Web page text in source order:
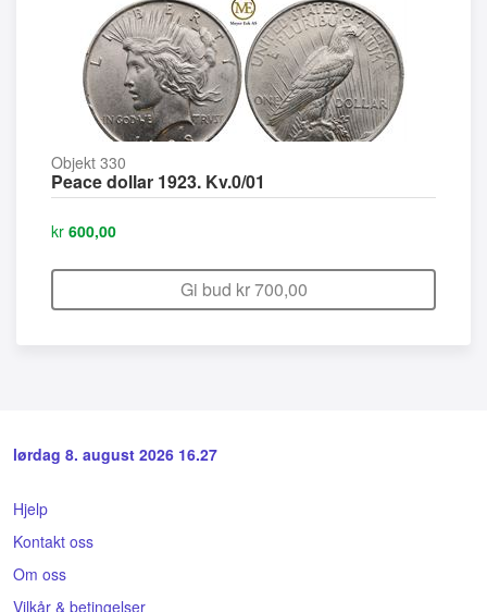
Objekt 330
Peace dollar 1923. Kv.0/01
kr 600,00
Gi bud kr700,00
lørdag 8. august 2026 16.27
Hjelp
Kontakt oss
Om oss
Vilkår & betingelser